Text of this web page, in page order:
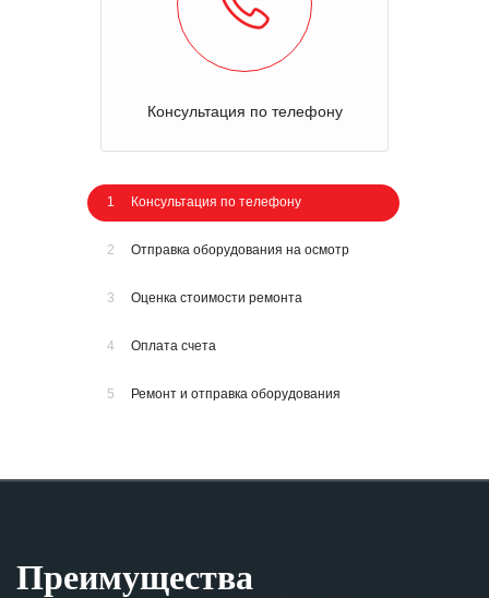
Консультация по телефону
1 Консультация по телефону
2 Отправка оборудования на осмотр
3 Оценка стоимости ремонта
4 Оплата счета
5 Ремонт и отправка оборудования
Преимущества